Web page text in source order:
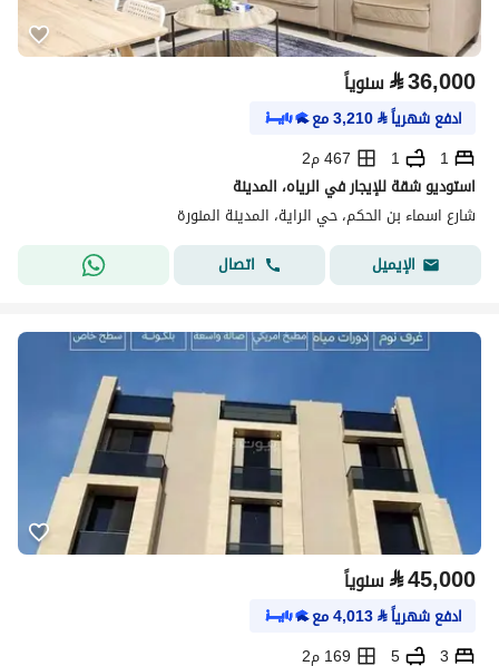
⃁36,000 سنوياً
ادفع شهرياً⃁
3,210مع
1
1
467 م2
استوديو شقة للإيجار في الرياه، المدينة
شارع اسماء بن الحكم، حي الراية، المدينة المنورة
الإيميل
اتصال
⃁45,000 سنوياً
ادفع شهرياً⃁
4,013مع
3
5
169 م2